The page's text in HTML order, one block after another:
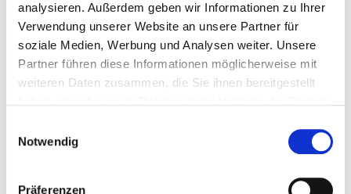
analysieren. Außerdem geben wir Informationen zu Ihrer
Verwendung unserer Website an unsere Partner für
soziale Medien, Werbung und Analysen weiter. Unsere
Partner führen diese Informationen möglicherweise mit
weiteren Daten zusammen, die Sie ihnen bereitgestellt
Notwendig
Präferenzen